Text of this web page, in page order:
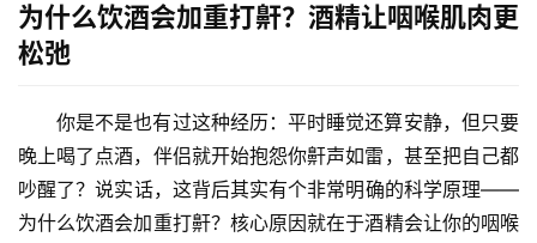
为什么饮酒会加重打鼾？酒精让咽喉肌肉更
松弛
你是不是也有过这种经历：平时睡觉还算安静，但只要
晚上喝了点酒，伴侣就开始抱怨你鼾声如雷，甚至把自己都
吵醒了？说实话，这背后其实有个非常明确的科学原理——
为什么饮酒会加重打鼾？核心原因就在于酒精会让你的咽喉